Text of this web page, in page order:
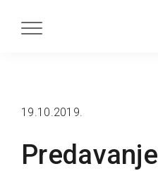
Predavanje
19.10.2019.